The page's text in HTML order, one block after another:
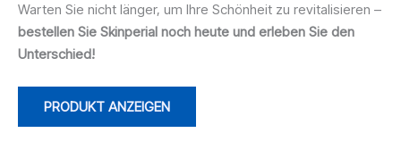
Warten Sie nicht länger, um Ihre Schönheit zu revitalisieren –
bestellen Sie Skinperial noch heute und erleben Sie den
Unterschied!
PRODUKT ANZEIGEN